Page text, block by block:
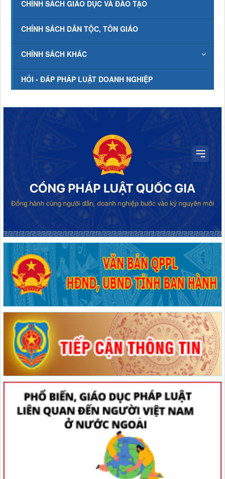
CHÍNH SÁCH GIÁO DỤC VÀ ĐÀO TẠO
CHÍNH SÁCH DÂN TỘC, TÔN GIÁO
CHÍNH SÁCH KHÁC
HỎI - ĐÁP PHÁP LUẬT DOANH NGHIỆP